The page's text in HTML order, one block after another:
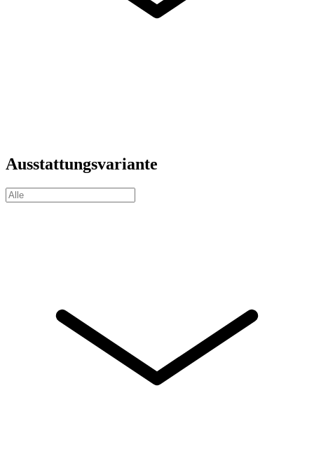
Ausstattungsvariante